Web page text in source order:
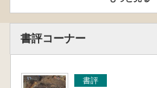
書評コーナー
書評